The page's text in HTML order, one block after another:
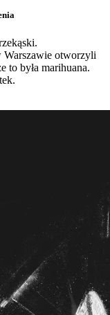
Warszawie otworzyli
to była marihuana.